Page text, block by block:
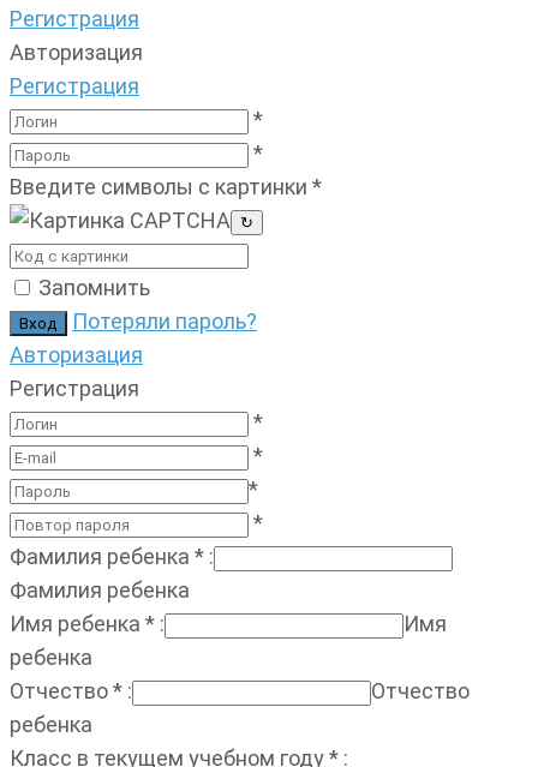
Регистрация
Авторизация
Регистрация
*
*
Введите символы с картинки *
↻
Запомнить
Потеряли пароль?
Авторизация
Регистрация
*
*
*
*
Фамилия ребенка * :
Фамилия ребенка
Имя ребенка * :
Имя
ребенка
Отчество* :
Отчество
ребенка
Класс в текущем учебном году* :